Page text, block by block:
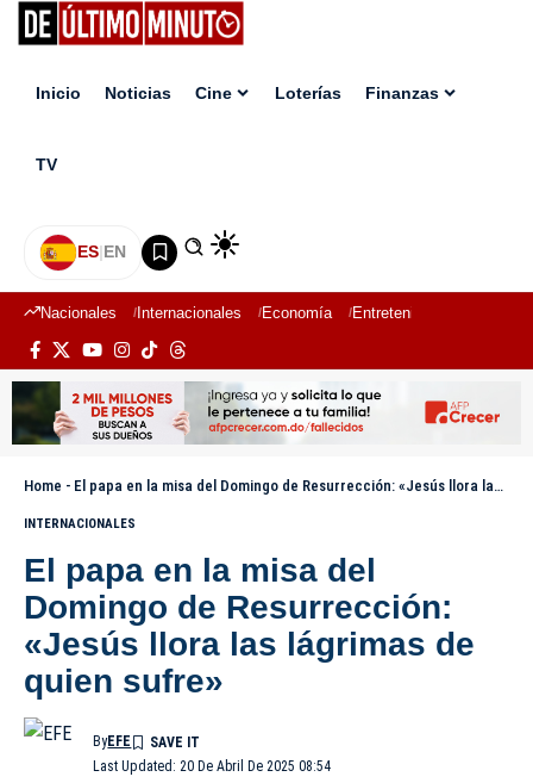
Inicio Noticias Cine Loterías Finanzas
TV
ES|EN
Nacionales Internacionales Economía Entretenimiento
Home - El papa en la misa del Domingo de Resurrección: «Jesús llora las lágrimas de quien sufre»
INTERNACIONALES
El papa en la misa del
Domingo de Resurrección:
«Jesús llora las lágrimas de
quien sufre»
Last Updated: 20 De Abril De 2025 08:54
ByEFE